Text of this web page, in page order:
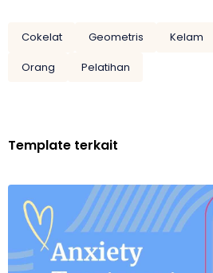
Cokelat Geometris Kelam
Orang
Pelatihan
Template terkait